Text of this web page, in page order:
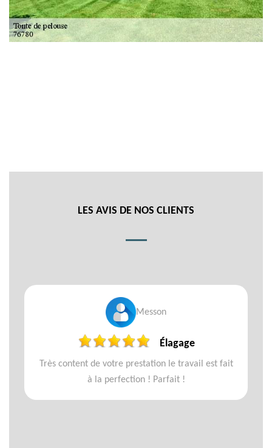
LES AVIS DE NOS CLIENTS
Messon
Élagage
Très content de votre prestation le travail est fait
à la perfection ! Parfait !